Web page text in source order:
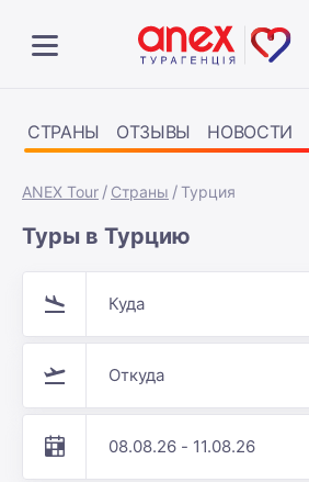
СТРАНЫ ОТЗЫВЫ НОВОСТИ
ANEX Tour Страны Турция
Туры в Турцию
Куда
Откуда
08.08.26 - 11.08.26